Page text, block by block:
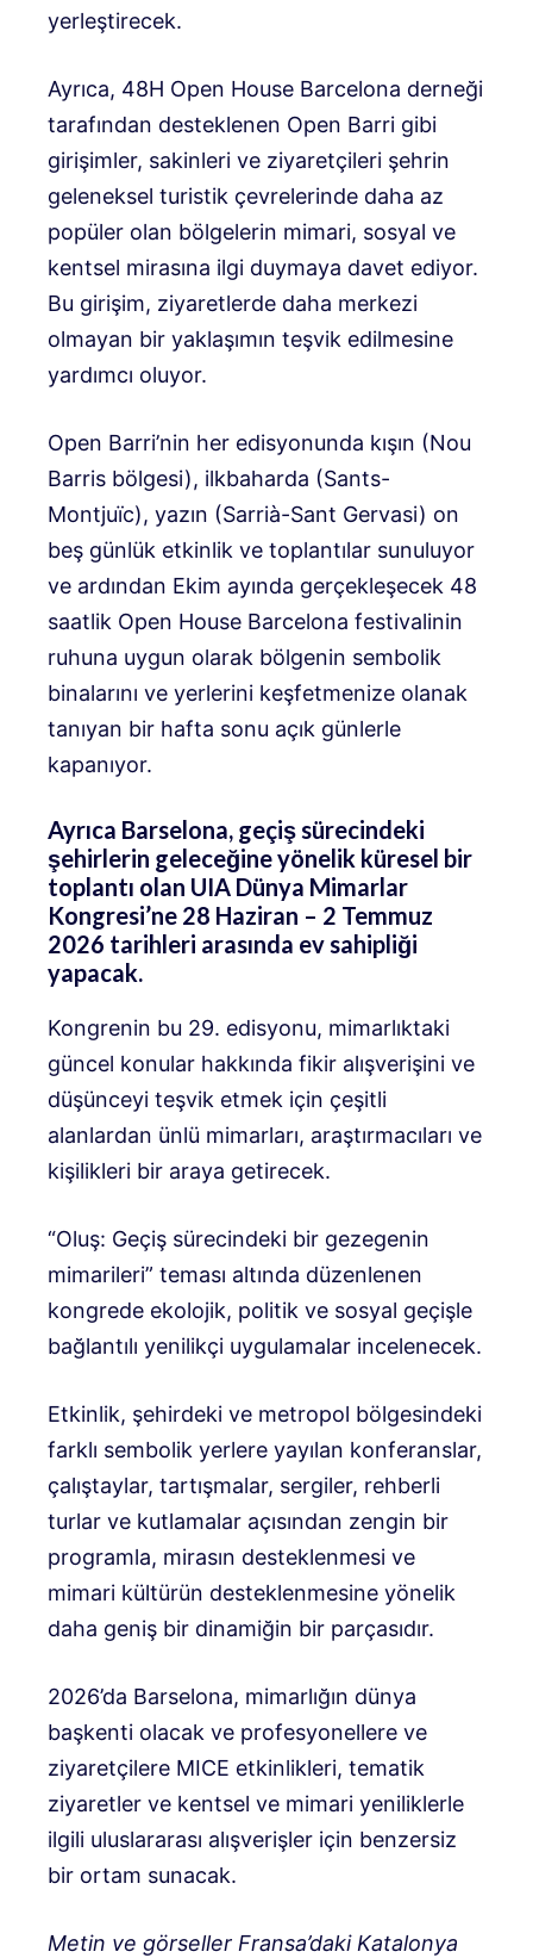
yerleştirecek.
Ayrıca, 48H Open House Barcelona derneği
tarafından desteklenen Open Barri gibi
girişimler, sakinleri ve ziyaretçileri şehrin
geleneksel turistik çevrelerinde daha az
popüler olan bölgelerin mimari, sosyal ve
kentsel mirasına ilgi duymaya davet ediyor.
Bu girişim, ziyaretlerde daha merkezi
olmayan bir yaklaşımın teşvik edilmesine
yardımcı oluyor.
Open Barri’nin her edisyonunda kışın (Nou
Barris bölgesi), ilkbaharda (Sants-
Montjuïc), yazın (Sarrià-Sant Gervasi) on
beş günlük etkinlik ve toplantılar sunuluyor
ve ardından Ekim ayında gerçekleşecek 48
saatlik Open House Barcelona festivalinin
ruhuna uygun olarak bölgenin sembolik
binalarını ve yerlerini keşfetmenize olanak
tanıyan bir hafta sonu açık günlerle
kapanıyor.
Ayrıca Barselona, ​​geçiş sürecindeki
şehirlerin geleceğine yönelik küresel bir
toplantı olan UIA Dünya Mimarlar
Kongresi’ne 28 Haziran – 2 Temmuz
2026 tarihleri ​​arasında ev sahipliği
yapacak.
Kongrenin bu 29. edisyonu, mimarlıktaki
güncel konular hakkında fikir alışverişini ve
düşünceyi teşvik etmek için çeşitli
alanlardan ünlü mimarları, araştırmacıları ve
kişilikleri bir araya getirecek.
“Oluş: Geçiş sürecindeki bir gezegenin
mimarileri” teması altında düzenlenen
kongrede ekolojik, politik ve sosyal geçişle
bağlantılı yenilikçi uygulamalar incelenecek.
Etkinlik, şehirdeki ve metropol bölgesindeki
farklı sembolik yerlere yayılan konferanslar,
çalıştaylar, tartışmalar, sergiler, rehberli
turlar ve kutlamalar açısından zengin bir
programla, mirasın desteklenmesi ve
mimari kültürün desteklenmesine yönelik
daha geniş bir dinamiğin bir parçasıdır.
2026’da Barselona, ​​mimarlığın dünya
başkenti olacak ve profesyonellere ve
ziyaretçilere MICE etkinlikleri, tematik
ziyaretler ve kentsel ve mimari yeniliklerle
ilgili uluslararası alışverişler için benzersiz
bir ortam sunacak.
Metin ve görseller Fransa’daki Katalonya